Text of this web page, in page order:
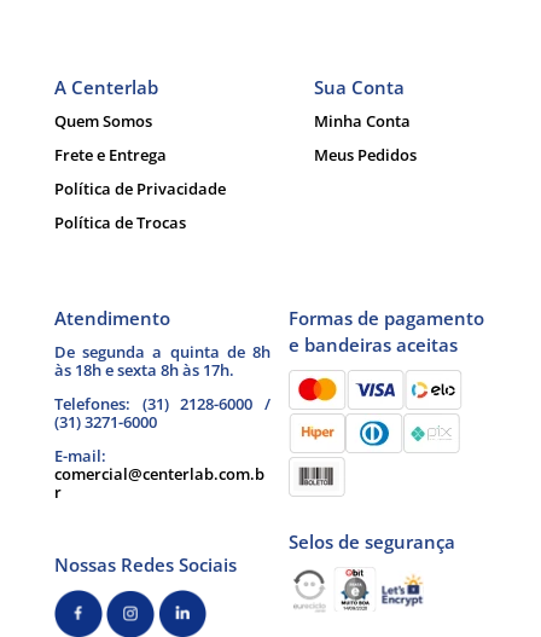
A Centerlab
Quem Somos
Frete e Entrega
Política de Privacidade
Política de Trocas
Sua Conta
Minha Conta
Meus Pedidos
Atendimento
De segunda a quinta de 8h
às 18h e sexta 8h às 17h.
Telefones: (31) 2128-6000 /
(31) 3271-6000
E-mail:
comercial@centerlab.com.b
r
Nossas Redes Sociais
Formas de pagamento
e bandeiras aceitas
Selos de segurança